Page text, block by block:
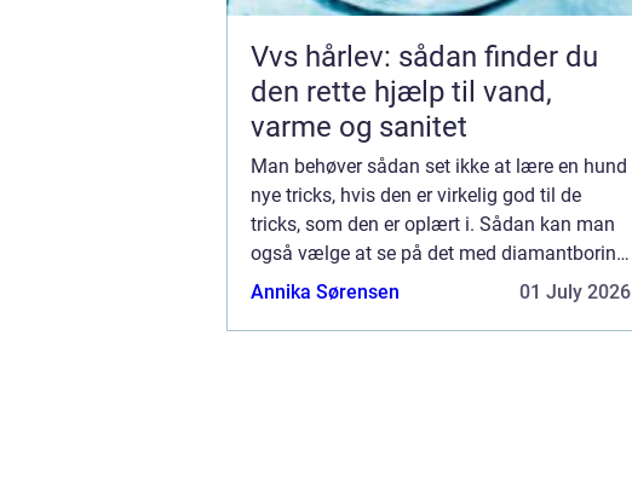
Vvs hårlev: sådan finder du
den rette hjælp til vand,
varme og sanitet
Man behøver sådan set ikke at lære en hund
nye tricks, hvis den er virkelig god til de
tricks, som den er oplært i. Sådan kan man
også vælge at se på det med diamantboring
på Sjælland, hvor man har et firma, som der
Annika Sørensen 01 July 2026